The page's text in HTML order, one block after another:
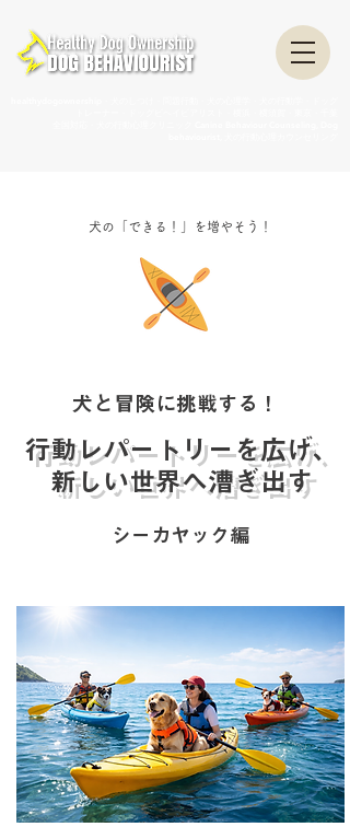
犬の「できる！」を増やそう！
犬と冒険に挑戦する！
行動レパートリーを広げ、
新しい世界へ漕ぎ出す
シーカヤック編